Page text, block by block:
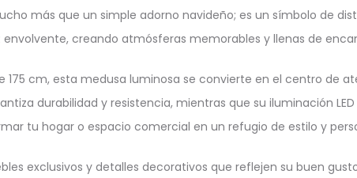
más que un simple adorno navideño; es un símbolo de
creando atmósferas memorables y llenas de
cm, esta medusa luminosa se convierte en el centro de
durabilidad y resistencia, mientras que su iluminación
tu hogar o espacio comercial en un refugio de estilo y
exclusivos y detalles decorativos que reflejen su buen